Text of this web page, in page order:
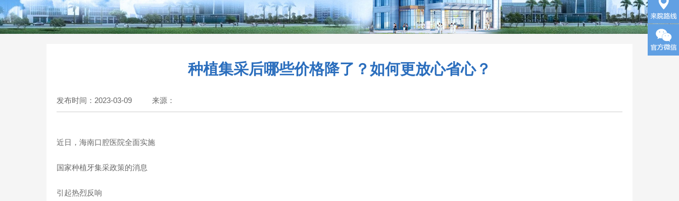
种植集采后哪些价格降了？如何更放心省心？
发布时间：2023-03-09 来源：
近日，海南口腔医院全面实施
国家种植牙集采政策的消息
引起热烈反响
询
来院路